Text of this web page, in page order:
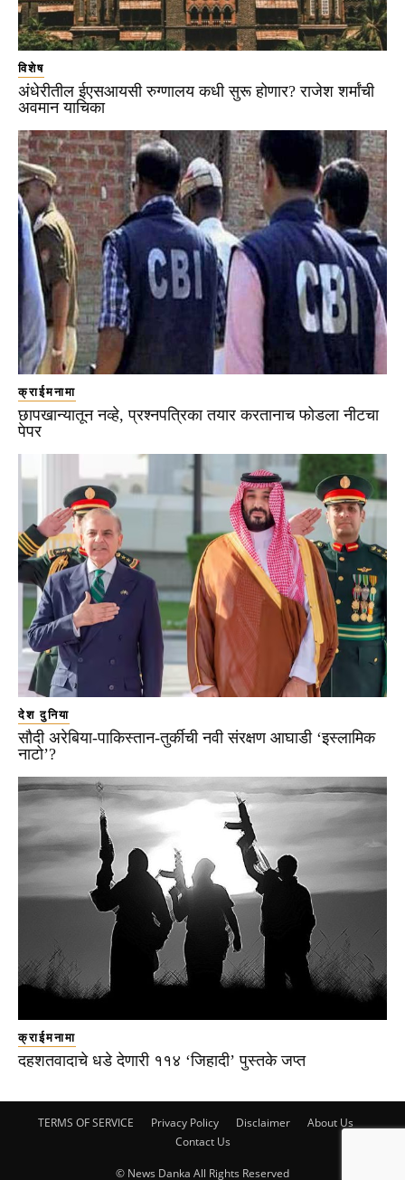
विशेष
अंधेरीतील ईएसआयसी रुग्णालय कधी सुरू होणार? राजेश शर्मांची
अवमान याचिका
क्राईमनामा
छापखान्यातून नव्हे, प्रश्नपत्रिका तयार करतानाच फोडला नीटचा
पेपर
देश दुनिया
सौदी अरेबिया-पाकिस्तान-तुर्कीची नवी संरक्षण आघाडी ‘इस्लामिक
नाटो’?
क्राईमनामा
दहशतवादाचे धडे देणारी ११४ ‘जिहादी’ पुस्तके जप्त
TERMS OF SERVICE Privacy Policy Disclaimer
About Us
Contact Us
© News Danka All Rights Reserved